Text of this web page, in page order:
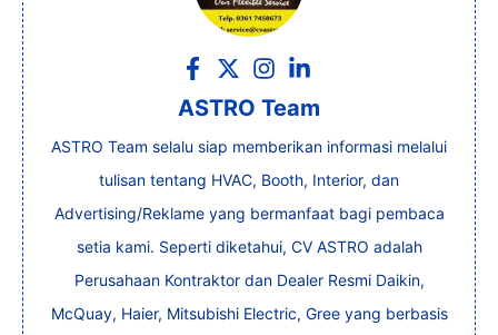
ASTRO Team
ASTRO Team selalu siap memberikan informasi melalui
tulisan tentang HVAC, Booth, Interior, dan
Advertising/Reklame yang bermanfaat bagi pembaca
setia kami. Seperti diketahui, CV ASTRO adalah
Perusahaan Kontraktor dan Dealer Resmi Daikin,
McQuay, Haier, Mitsubishi Electric, Gree yang berbasis